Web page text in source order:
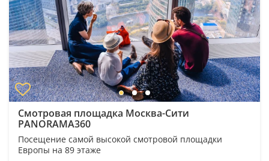
Смотровая площадка Москва-Сити
PANORAMA360
Посещение самой высокой смотровой площадки
Европы на 89 этаже